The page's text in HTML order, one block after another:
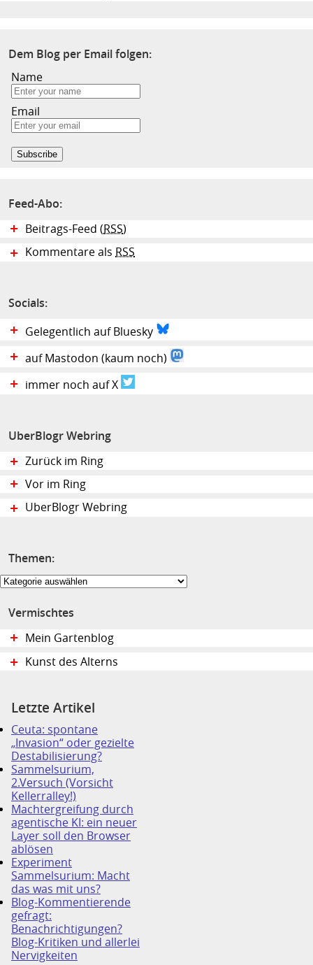
Dem Blog per Email folgen:
Name
Email
Feed-Abo:
Beitrags-Feed (RSS)
Kommentare als RSS
Socials:
Gelegentlich auf Bluesky
auf Mastodon (kaum noch)
immer noch auf X
UberBlogr Webring
Zurück im Ring
Vor im Ring
UberBlogr Webring
Themen:
Themen:
Vermischtes
Mein Gartenblog
Kunst des Alterns
Letzte Artikel
Ceuta: spontane
„Invasion“ oder gezielte
Destabilisierung?
Sammelsurium,
2.Versuch (Vorsicht
Kellerralley!)
Machtergreifung durch
agentische KI: ein neuer
Layer soll den Browser
ablösen
Experiment
Sammelsurium: Macht
das was mit uns?
Blog-Kommentierende
gefragt:
Benachrichtigungen?
Blog-Kritiken und allerlei
Nervigkeiten